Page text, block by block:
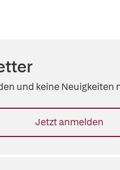
und keine Neuigkeiten
Jetzt anmelden